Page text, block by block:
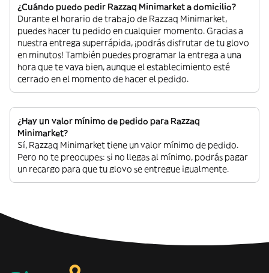
¿Cuándo puedo pedir Razzaq Minimarket a domicilio?
Durante el horario de trabajo de Razzaq Minimarket,
puedes hacer tu pedido en cualquier momento. Gracias a
nuestra entrega superrápida, ¡podrás disfrutar de tu glovo
en minutos! También puedes programar la entrega a una
hora que te vaya bien, aunque el establecimiento esté
cerrado en el momento de hacer el pedido.
¿Hay un valor mínimo de pedido para Razzaq
Minimarket?
Sí, Razzaq Minimarket tiene un valor mínimo de pedido.
Pero no te preocupes: si no llegas al mínimo, podrás pagar
un recargo para que tu glovo se entregue igualmente.